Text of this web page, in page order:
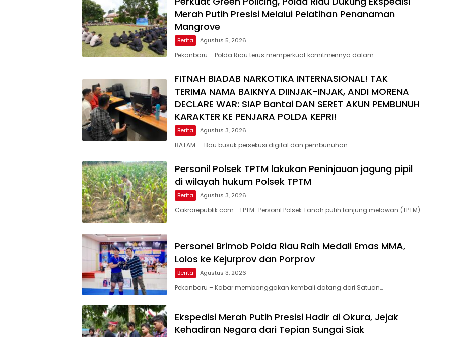
Merah Putih Presisi Melalui Pelatihan Penanaman
Mangrove
Berita Agustus 5, 2026
Pekanbaru – Polda Riau terus memperkuat komitmennya dalam…
FITNAH BIADAB NARKOTIKA INTERNASIONAL! TAK
TERIMA NAMA BAIKNYA DIINJAK-INJAK, ANDI MORENA
DECLARE WAR: SIAP Bantai DAN SERET AKUN PEMBUNUH
KARAKTER KE PENJARA POLDA KEPRI!
Berita Agustus 3, 2026
BATAM — Bau busuk persekusi digital dan pembunuhan…
Personil Polsek TPTM lakukan Peninjauan jagung pipil
di wilayah hukum Polsek TPTM
Berita Agustus 3, 2026
Cakrarepublik.com –TPTM–Personil Polsek Tanah putih tanjung melawan (TPTM)
…
Personel Brimob Polda Riau Raih Medali Emas MMA,
Lolos ke Kejurprov dan Porprov
Berita Agustus 3, 2026
Pekanbaru – Kabar membanggakan kembali datang dari Satuan…
Ekspedisi Merah Putih Presisi Hadir di Okura, Jejak
Kehadiran Negara dari Tepian Sungai Siak